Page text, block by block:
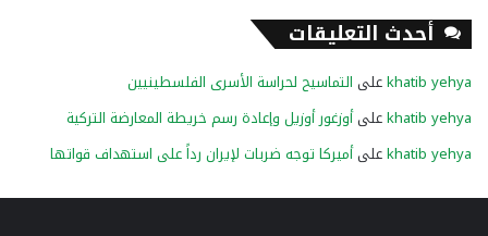
أحدث التعليقات
khatib yehyaعلى التماسيح لحراسة الأسرى الفلسطينيين
khatib yehyaعلىأوزغور أوزيل وإعادة رسم خريطة المعارضة التركية
khatib yehyaعلىأميركا توجه ضربات لإيران رداً على استهداف قواتها